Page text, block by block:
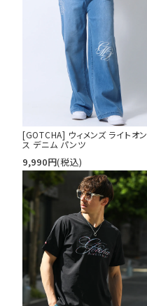
[GOTCHA] ウィメンズ ライトオン
ス デニム パンツ
9,990円(税込)